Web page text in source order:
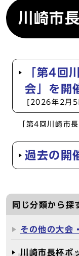
川崎市
「第4回
会」を開
[2026年2月5
「第4回川崎市
過去の開
同じ分類から探
その他の大会
川崎市長杯ボ